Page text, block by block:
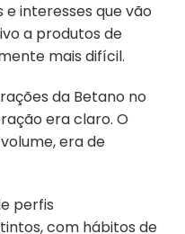
interesses que vão
a produtos de
mais difícil.
da Betano no
era claro. O
desafio não era apenas de volume, era de
perfis
com hábitos de